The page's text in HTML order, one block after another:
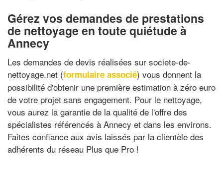
Gérez vos demandes de prestations
de nettoyage en toute quiétude à
Annecy
Les demandes de devis réalisées sur societe-de-
nettoyage.net (formulaire associé) vous donnent la
possibilité d'obtenir une première estimation à zéro euro
de votre projet sans engagement. Pour le nettoyage,
vous aurez la garantie de la qualité de l'offre des
spécialistes référencés à Annecy et dans les environs.
Faites confiance aux avis laissés par la clientèle des
adhérents du réseau Plus que Pro !